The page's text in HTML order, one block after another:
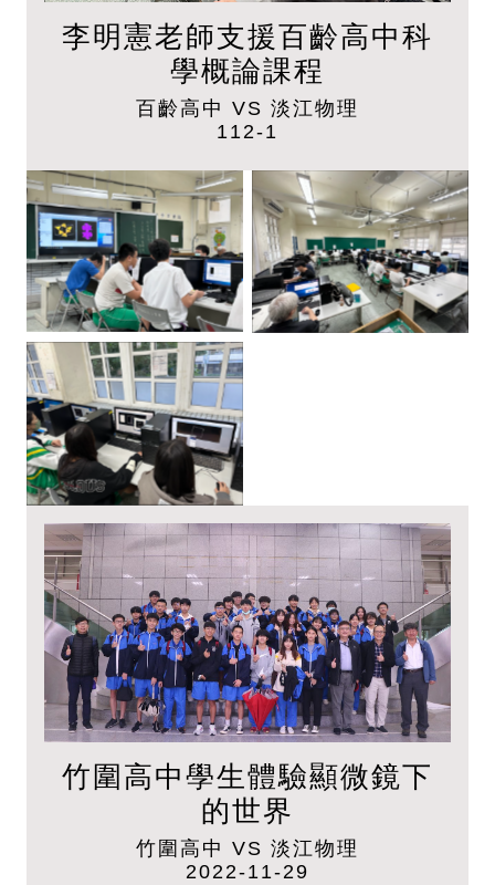
李明憲老師支援百齡高中科
學概論課程
百齡高中 VS 淡江物理
112-1
竹圍高中學生體驗顯微鏡下
的世界
竹圍高中 VS 淡江物理
2022-11-29